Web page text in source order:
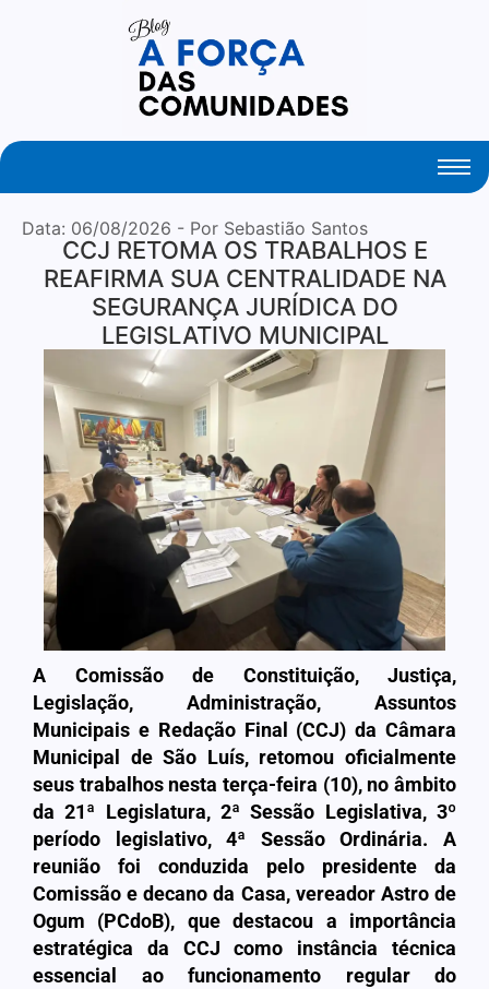
Your Daily Source of Fresh Articles
Data: 06/08/2026 - Por Sebastião Santos
CCJ RETOMA OS TRABALHOS E
REAFIRMA SUA CENTRALIDADE NA
SEGURANÇA JURÍDICA DO
LEGISLATIVO MUNICIPAL
A Comissão de Constituição, Justiça,
Legislação, Administração, Assuntos
Municipais e Redação Final (CCJ) da Câmara
Municipal de São Luís, retomou oficialmente
seus trabalhos nesta terça-feira (10), no âmbito
da 21ª Legislatura, 2ª Sessão Legislativa, 3º
período legislativo, 4ª Sessão Ordinária. A
reunião foi conduzida pelo presidente da
Comissão e decano da Casa, vereador Astro de
Ogum (PCdoB), que destacou a importância
estratégica da CCJ como instância técnica
essencial ao funcionamento regular do